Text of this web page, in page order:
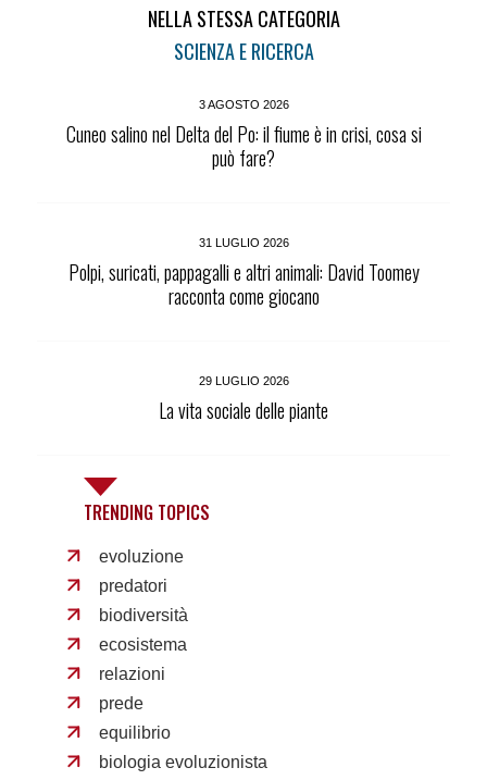
NELLA STESSA CATEGORIA
SCIENZA E RICERCA
3 AGOSTO 2026
Cuneo salino nel Delta del Po: il fiume è in crisi, cosa si
può fare?
31 LUGLIO 2026
Polpi, suricati, pappagalli e altri animali: David Toomey
racconta come giocano
29 LUGLIO 2026
La vita sociale delle piante
TRENDING TOPICS
evoluzione
predatori
biodiversità
ecosistema
relazioni
prede
equilibrio
biologia evoluzionista